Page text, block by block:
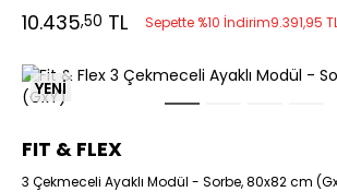
10.435,50 TL Sepette %10 İndirim9.391,95
YENİ
FIT & FLEX
3 Çekmeceli Ayaklı Modül - Sorbe, 80x82 cm